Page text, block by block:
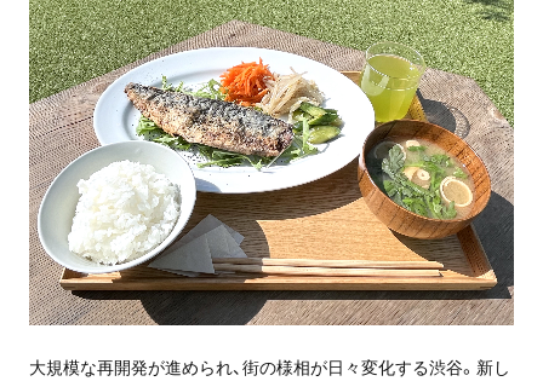
大規模な再開発が進められ、街の様相が日々変化する渋谷。新し